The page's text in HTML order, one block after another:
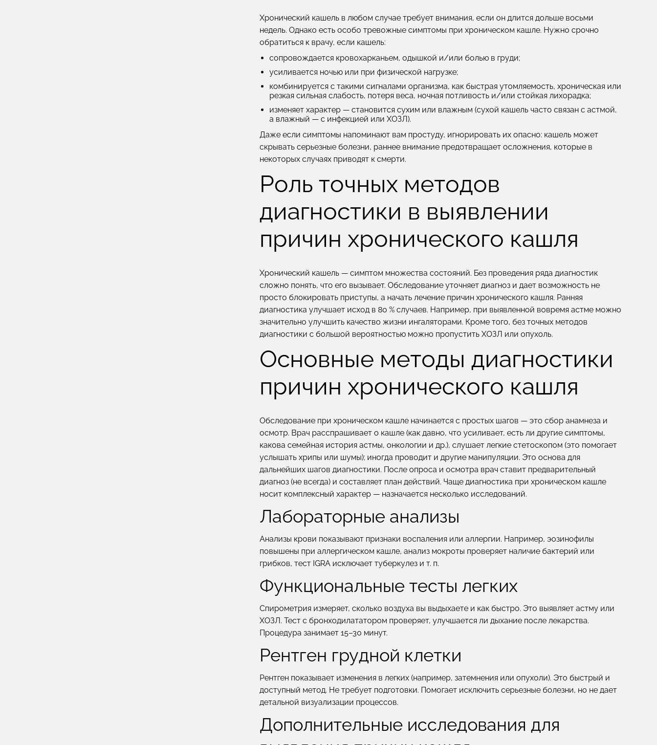
Хронический кашель в любом случае требует внимания, если он длится дольше восьми
недель. Однако есть особо тревожные симптомы при хроническом кашле. Нужно срочно
обратиться к врачу, если кашель:
сопровождается кровохарканьем, одышкой и/или болью в груди;
усиливается ночью или при физической нагрузке;
комбинируется с такими сигналами организма, как быстрая утомляемость, хроническая или
резкая сильная слабость, потеря веса, ночная потливость и/или стойкая лихорадка;
изменяет характер — становится сухим или влажным (сухой кашель часто связан с астмой,
а влажный — с инфекцией или ХОЗЛ).
Даже если симптомы напоминают вам простуду, игнорировать их опасно: кашель может
скрывать серьезные болезни, раннее внимание предотвращает осложнения, которые в
некоторых случаях приводят к смерти.
Роль точных методов
диагностики в выявлении
причин хронического кашля
Хронический кашель — симптом множества состояний. Без проведения ряда диагностик
сложно понять, что его вызывает. Обследование уточняет диагноз и дает возможность не
просто блокировать приступы, а начать лечение причин хронического кашля. Ранняя
диагностика улучшает исход в 80 % случаев. Например, при выявленной вовремя астме можно
значительно улучшить качество жизни ингаляторами. Кроме того, без точных методов
диагностики с большой вероятностью можно пропустить ХОЗЛ или опухоль.
Основные методы диагностики
причин хронического кашля
Обследование при хроническом кашле начинается с простых шагов — это сбор анамнеза и
осмотр. Врач расспрашивает о кашле (как давно, что усиливает, есть ли другие симптомы,
какова семейная история астмы, онкологии и др.), слушает легкие стетоскопом (это помогает
услышать хрипы или шумы); иногда проводит и другие манипуляции. Это основа для
дальнейших шагов диагностики. После опроса и осмотра врач ставит предварительный
диагноз (не всегда) и составляет план действий. Чаще диагностика при хроническом кашле
носит комплексный характер — назначается несколько исследований.
Лабораторные анализы
Анализы крови показывают признаки воспаления или аллергии. Например, эозинофилы
повышены при аллергическом кашле, анализ мокроты проверяет наличие бактерий или
грибков, тест IGRA исключает туберкулез и т. п.
Функциональные тесты легких
Спирометрия измеряет, сколько воздуха вы выдыхаете и как быстро. Это выявляет астму или
ХОЗЛ. Тест с бронходилататором проверяет, улучшается ли дыхание после лекарства.
Процедура занимает 15–30 минут.
Рентген грудной клетки
Рентген показывает изменения в легких (например, затемнения или опухоли). Это быстрый и
доступный метод. Не требует подготовки. Помогает исключить серьезные болезни, но не дает
детальной визуализации процессов.
Дополнительные исследования для